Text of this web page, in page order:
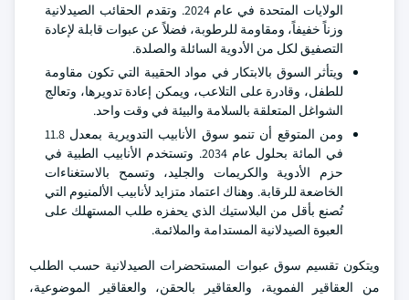
الولايات المتحدة في عام 2024. وتقدم الحقائب الصيدلانية
وزناً خفيفاً، ومقاومة للرطوبة، فضلاً عن عبوات قابلة لإعادة
التصفيق لكل من الأدوية السائلة والصلدة.
ويتأثر السوق بالابتكار في مواد الحقيبة التي تكون مقاومة
للطفل، وقادرة على التلاعب، ويمكن إعادة تدويرها، وتعالج
الشواغل المتعلقة بالسلامة والبيئة في وقت واحد.
ومن المتوقع أن تنمو سوق الأنابيب التدويرية بمعدل 11.8
في المائة بحلول عام 2034. وتستخدم الأنابيب الطبية في
حزم الأدوية والكريمات والجليد، وتسمح بالاستغناءات
الخاضعة للرقابة. وهناك اعتماد متزايد لأنابيب الألمنيوم التي
تُصنع بأقل من البلاستيك الذي يحفزه طلب المستهلك على
العبوة الصيدلانية المستدامة والملائمة.
ويتكون تقسيم سوق عبوات المستحضرات الصيدلانية حسب الطلب
من العقاقير الفموية، والعقاقير بالحقن، والعقاقير الموضوعية،